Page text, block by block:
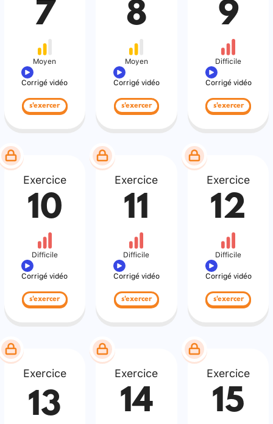
7
Moyen
Corrigé vidéo
s'exercer
8
Moyen
Corrigé vidéo
s'exercer
9
Difficile
Corrigé vidéo
s'exercer
Exercice
10
Difficile
Corrigé vidéo
s'exercer
Exercice
11
Difficile
Corrigé vidéo
s'exercer
Exercice
12
Difficile
Corrigé vidéo
s'exercer
Exercice
13
Exercice
14
Exercice
15